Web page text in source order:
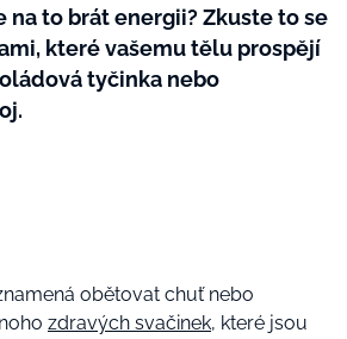
na to brát energii? Zkuste to se
které vašemu tělu prospějí
tyčinka nebo
obětovat chuť nebo
zdravých svačinek, které jsou